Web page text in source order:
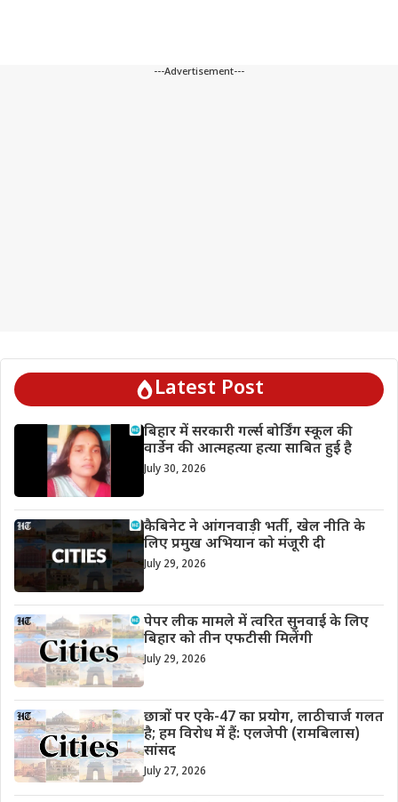
---Advertisement---
Latest Post
बिहार में सरकारी गर्ल्स बोर्डिंग स्कूल की
वार्डेन की आत्महत्या हत्या साबित हुई है
July 30, 2026
कैबिनेट ने आंगनवाड़ी भर्ती, खेल नीति के
लिए प्रमुख अभियान को मंजूरी दी
July 29, 2026
पेपर लीक मामले में त्वरित सुनवाई के लिए
बिहार को तीन एफटीसी मिलेंगी
July 29, 2026
छात्रों पर एके-47 का प्रयोग, लाठीचार्ज गलत
है; हम विरोध में हैं: एलजेपी (रामबिलास)
सांसद
July 27, 2026